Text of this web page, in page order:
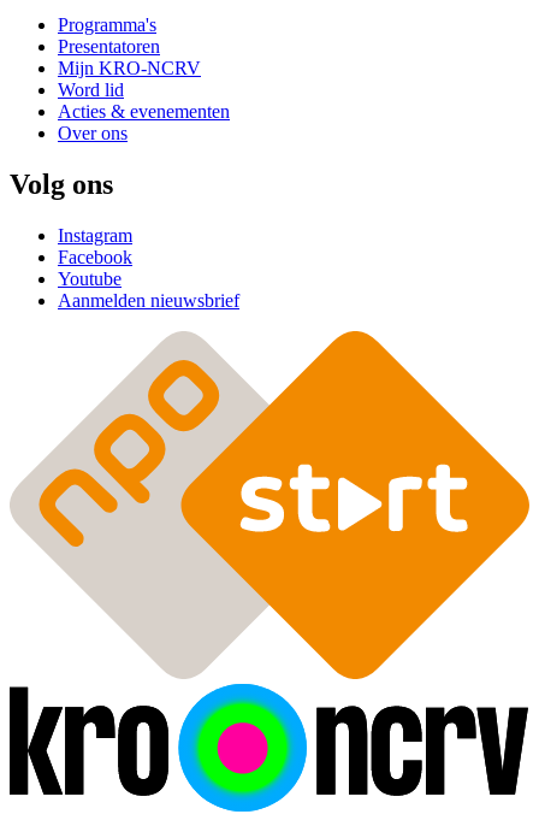
Programma's
Presentatoren
Mijn KRO-NCRV
Word lid
Acties & evenementen
Over ons
Volg ons
Instagram
Facebook
Youtube
Aanmelden nieuwsbrief